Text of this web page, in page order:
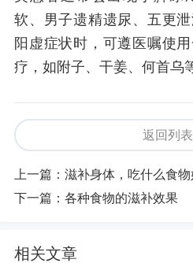
软、男子遗精遗尿、五更
阳虚症状时，可遵医嘱使
疗，如附子、干姜、何首乌
返回列表
上一篇： 滋补身体，吃什么食物
下一篇： 各种食物的滋补效果
相关文章